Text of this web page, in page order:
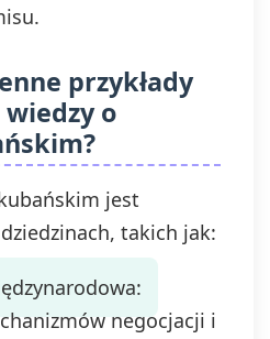
przykłady
o
jest
takich jak:
negocjacji i